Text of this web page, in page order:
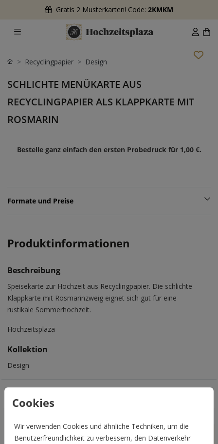
Gratis 2 Musterkarten! Code: 2KMKM
Cookies
Wir verwenden Cookies und ähnliche Techniken, um die
Benutzerfreundlichkeit zu verbessern, den Datenverkehr
Recyclingpapier Design
SCHLICHTE MENÜKARTE AUS
RECYCLINGPAPIER ALS KLAPPKARTE MIT
ROSMARIN
Bestelle ganz einfach den ersten Probedruck für 1,00 €.
Formate und Preise
Produktinformationen
Beschreibung
Speisekarte zur Hochzeit aus Recyclingpapier. Die schlichte
Klappkarte mit Rosmarinzweig eignet sich gut für eine
rustikale Sommerhochzeit.
Hochzeitsplaza
Kollektion
Design
Das könnte Euch auch gefallen